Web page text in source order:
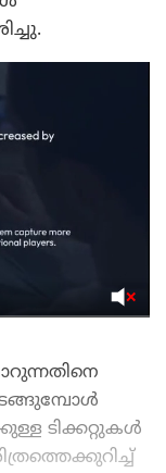
ടിക്കറ്റുകൾ